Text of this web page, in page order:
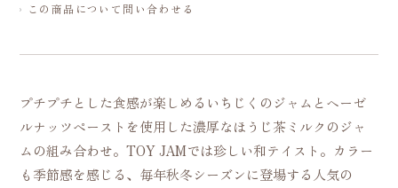
この商品について問い合わせる
プチプチとした食感が楽しめるいちじくのジャムとヘーゼ
ルナッツペーストを使用した濃厚なほうじ茶ミルクのジャ
ムの組み合わせ。TOY JAMでは珍しい和テイスト。カラー
も季節感を感じる、毎年秋冬シーズンに登場する人気の